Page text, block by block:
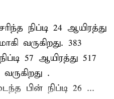
நிப்டி 24 ஆயிரத்து
வருகிறது. 383
57 ஆயிரத்து 517
.
பின் நிப்டி 26 ...